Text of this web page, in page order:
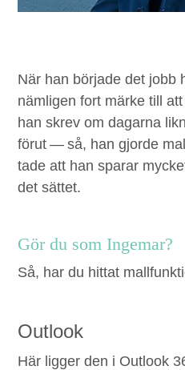
När han bör­jade det jobb
näm­li­gen fort märke till
han skrev om dagar­na
förut — så, han gjorde
tade att han sparar
det sättet.
Gör du som Ingemar?
Så, har du hit­tat
Out­look
Här lig­ger den i Out­look